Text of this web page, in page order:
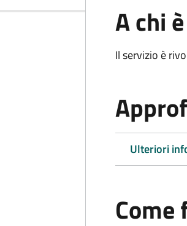
A chi
Il servizio è
Ulteriori
Come